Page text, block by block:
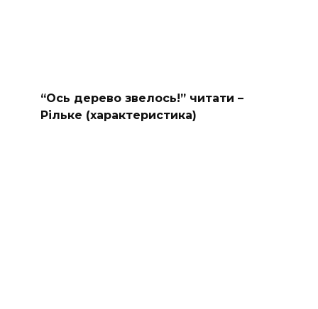
“Ось дерево звелось!” читати –
Рільке (характеристика)